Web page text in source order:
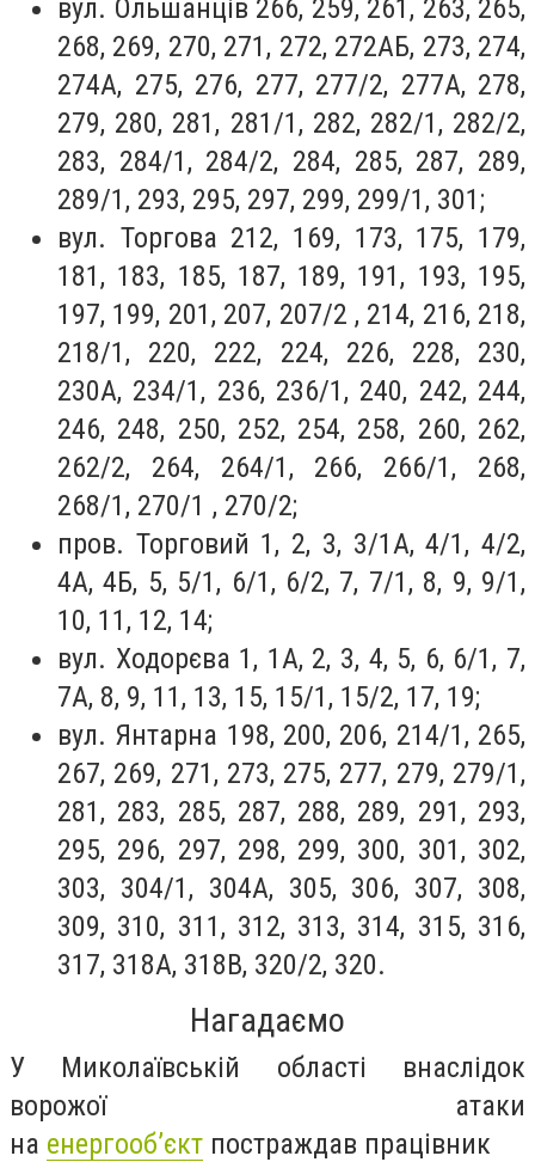
вул. Ольшанців 266, 259, 261, 263, 265,
268, 269, 270, 271, 272, 272АБ, 273, 274,
274А, 275, 276, 277, 277/2, 277А, 278,
279, 280, 281, 281/1, 282, 282/1, 282/2,
283, 284/1, 284/2, 284, 285, 287, 289,
289/1, 293, 295, 297, 299, 299/1, 301;
вул. Торгова 212, 169, 173, 175, 179,
181, 183, 185, 187, 189, 191, 193, 195,
197, 199, 201, 207, 207/2 , 214, 216, 218,
218/1, 220, 222, 224, 226, 228, 230,
230А, 234/1, 236, 236/1, 240, 242, 244,
246, 248, 250, 252, 254, 258, 260, 262,
262/2, 264, 264/1, 266, 266/1, 268,
268/1, 270/1 , 270/2;
пров. Торговий 1, 2, 3, 3/1А, 4/1, 4/2,
4А, 4Б, 5, 5/1, 6/1, 6/2, 7, 7/1, 8, 9, 9/1,
10, 11, 12, 14;
вул. Ходорєва 1, 1А, 2, 3, 4, 5, 6, 6/1, 7,
7А, 8, 9, 11, 13, 15, 15/1, 15/2, 17, 19;
вул. Янтарна 198, 200, 206, 214/1, 265,
267, 269, 271, 273, 275, 277, 279, 279/1,
281, 283, 285, 287, 288, 289, 291, 293,
295, 296, 297, 298, 299, 300, 301, 302,
303, 304/1, 304А, 305, 306, 307, 308,
309, 310, 311, 312, 313, 314, 315, 316,
317, 318А, 318В, 320/2, 320.
Нагадаємо
У Миколаївській області внаслідок
ворожої атаки
на енергооб’єкт постраждав працівник